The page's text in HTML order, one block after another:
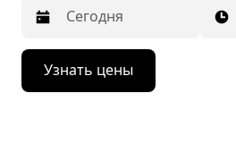
Нажмите
стрелку
вниз,
Узнать цены